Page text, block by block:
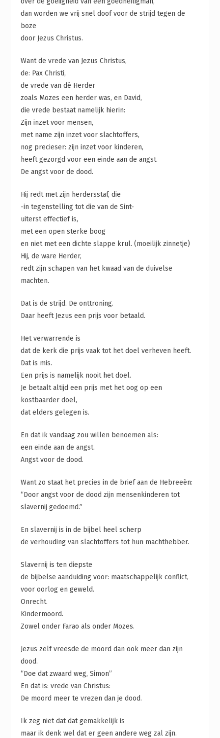
dan worden we vrij snel doof voor de strijd tegen de
boze
door Jezus Christus.
Want de vrede van Jezus Christus,
de: Pax Christi,
de vrede van dé Herder
zoals Mozes een herder was, en David,
die vrede bestaat namelijk hierin:
Zijn inzet voor mensen,
met name zijn inzet voor slachtoffers,
nog precieser: zijn inzet voor kinderen,
heeft gezorgd voor een einde aan de angst.
De angst voor de dood.
Hij redt met zijn herdersstaf, die
-in tegenstelling tot die van de Sint-
uiterst effectief is,
met een open sterke boog
en niet met een dichte slappe krul. (moeilijk zinnetje)
Hij, de ware Herder,
redt zijn schapen van het kwaad van de duivelse
machten.
Dat is de strijd. De onttroning.
Daar heeft Jezus een prijs voor betaald.
Het verwarrende is
dat de kerk die prijs vaak tot het doel verheven heeft.
Dat is mis.
Een prijs is namelijk nooit het doel.
Je betaalt altijd een prijs met het oog op een
kostbaarder doel,
dat elders gelegen is.
En dat ik vandaag zou willen benoemen als:
een einde aan de angst.
Angst voor de dood.
Want zo staat het precies in de brief aan de Hebreeën:
“Door angst voor de dood zijn mensenkinderen tot
slavernij gedoemd.”
En slavernij is in de bijbel heel scherp
de verhouding van slachtoffers tot hun machthebber.
Slavernij is ten diepste
de bijbelse aanduiding voor: maatschappelijk conflict,
voor oorlog en geweld.
Onrecht.
Kindermoord.
Zowel onder Farao als onder Mozes.
Jezus zelf vreesde de moord dan ook meer dan zijn
dood.
“Doe dat zwaard weg, Simon”
En dat is: vrede van Christus:
De moord meer te vrezen dan je dood.
Ik zeg niet dat dat gemakkelijk is
maar ik denk wel dat er geen andere weg zal zijn.